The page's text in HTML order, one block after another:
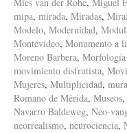
mipa, mirada, Miradas,
Modelo, Modernidad,
Montevideo, Monumento a
Moreno Barbera, Morfología
movimiento disfrutista,
Mujeres, Multiplicidad,
Romano de Mérida, Museos,
Navarro Baldeweg, Neo-
neorrealismo, neurociencia,